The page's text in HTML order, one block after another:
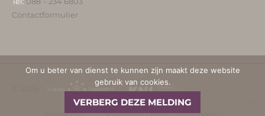
Contactformulier
Om u beter van dienst te kunnen zijn maakt deze website
gebruik van cookies.
VERBERG DEZE MELDING